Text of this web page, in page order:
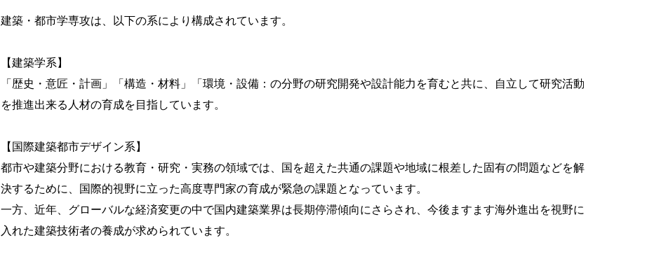
建築・都市学専攻は、以下の系により構成されています。
【建築学系】
「歴史・意匠・計画」「構造・材料」「環境・設備：の分野の研究開発や設計能力を育むと共に、自立して研究活動
を推進出来る人材の育成を目指しています。
【国際建築都市デザイン系】
都市や建築分野における教育・研究・実務の領域では、国を超えた共通の課題や地域に根差した固有の問題などを解
決するために、国際的視野に立った高度専門家の育成が緊急の課題となっています。
一方、近年、グローバルな経済変更の中で国内建築業界は長期停滞傾向にさらされ、今後ますます海外進出を視野に
入れた建築技術者の養成が求められています。